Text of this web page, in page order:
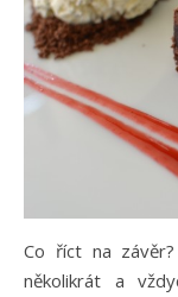
Co říct na
několikrát a